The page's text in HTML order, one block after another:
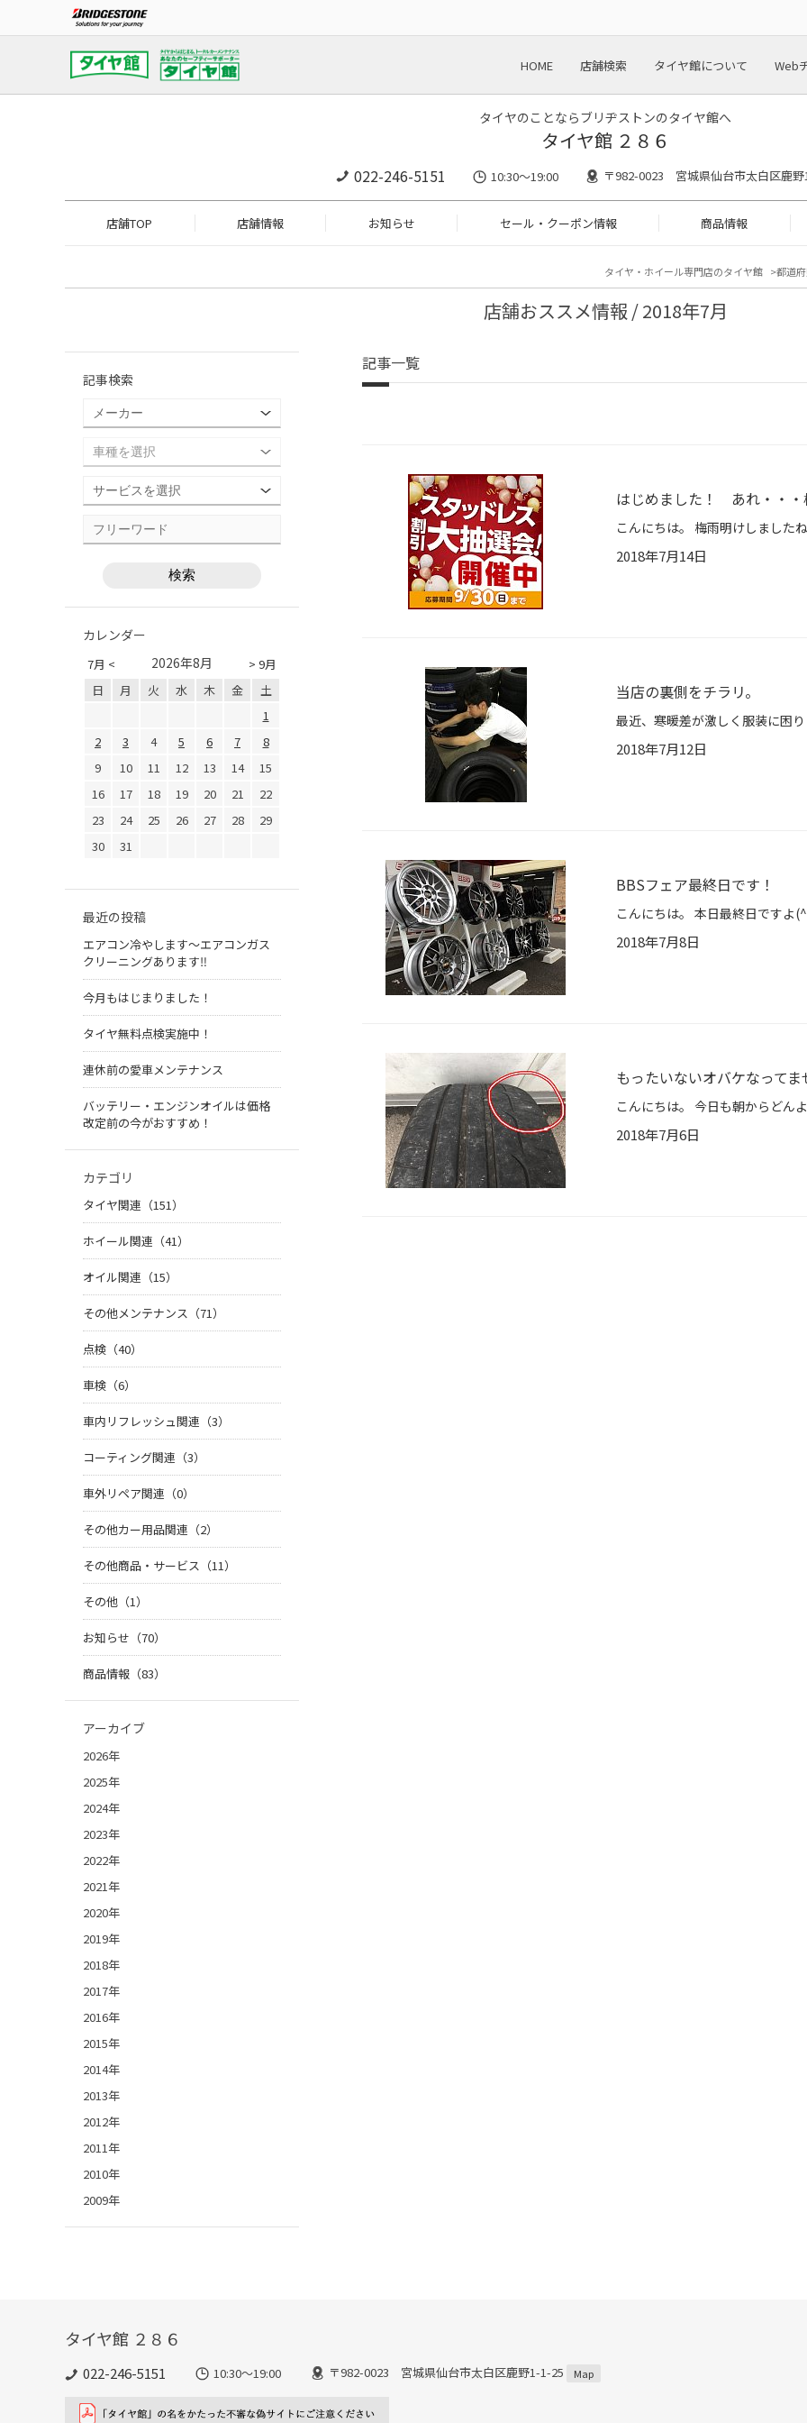
HOME 店舗検索 タイヤ館について Web
タイヤのことならブリヂストンのタイヤ館へ
タイヤ館 ２８６
022-246-5151 10:30～19:00 〒982-0023 宮城県仙台市太白区鹿野
店舗TOP 店舗情報 お知らせ セール・クーポン情報 商品情報
タイヤ・ホイール専門店のタイヤ館 都道
店舗おススメ情報 / 2018年7月
記事一覧
はじめました！ あれ・・・
2018年7月14日
当店の裏側をチラリ。
2018年7月12日
BBSフェア最終日です！
2018年7月8日
もったいないオバケなってま
2018年7月6日
記事検索
カレンダー
7月 < > 9月
2026年8月
日 月 火 水 木 金
土
1
2
3 4 5 6 7
8
9
10 11 12 13 14
15
16
17 18 19 20 21
22
23
24 25 26 27 28
29
30
31
最近の投稿
エアコン冷やします〜エアコンガス
クリーニングあります‼︎
今月もはじまりました！
タイヤ無料点検実施中！
連休前の愛車メンテナンス
バッテリー・エンジンオイルは価格
改定前の今がおすすめ！
カテゴリ
タイヤ関連（151）
ホイール関連（41）
オイル関連（15）
その他メンテナンス（71）
点検（40）
車検（6）
車内リフレッシュ関連（3）
コーティング関連（3）
車外リペア関連（0）
その他カー用品関連（2）
その他商品・サービス（11）
その他（1）
お知らせ（70）
商品情報（83）
アーカイブ
2026年
2025年
2024年
2023年
2022年
2021年
2020年
2019年
2018年
2017年
2016年
2015年
2014年
2013年
2012年
2011年
2010年
2009年
タイヤ館 ２８６
022-246-5151 10:30～19:00 〒982-0023 宮城県仙台市太白区鹿野1-1-25 Map